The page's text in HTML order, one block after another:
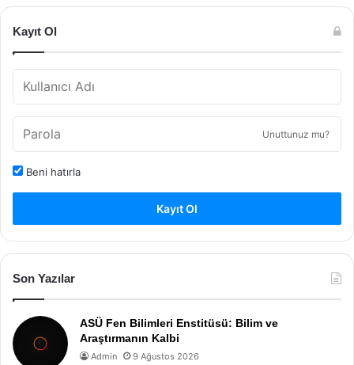
Kayıt Ol
Unuttunuz mu?
Beni hatırla
Kayıt Ol
Son Yazılar
ASÜ Fen Bilimleri Enstitüsü: Bilim ve
Araştırmanın Kalbi
Admin 9 Ağustos 2026